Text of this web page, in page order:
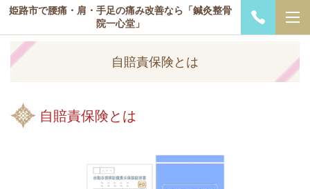
姫路市で腰痛・肩・手足の痛み改善なら「鍼灸整骨
院一心堂」
自賠責保険とは
自賠責保険とは